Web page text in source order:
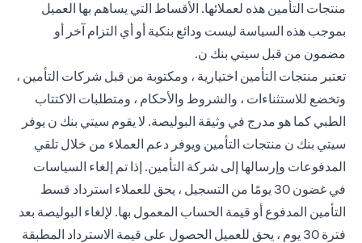
منتجات التأمين هذه لعملائها. الأقساط التي يساهم بها العميل
بموجب هذه السياسة ليست ودائع بنكية أو أي التزام آخر أو
مضمون من قبل سيتي بنك ن.
تعتبر منتجات التأمين اختيارية ، ومكتوبة من قبل شركات التأمين ،
وتخضع للاستثناءات ، والشروط والأحكام ، ومتطلبات الاكتتاب
الطبي كما هو مدرج في وثيقة البوليصة. لا يقوم سيتي بنك ن يوفر
سيتي بنك ن منتجات التأمين ويوفر دعم العملاء من خلال تلقي
المدفوعات وإرسالها إلى شركة التأمين. إذا تم إلغاء السياسات
في غضون 30 يومًا من التسجيل ، يحق للعملاء استرداد قسط
التأمين المدفوع أو قيمة الحساب المعمول بها. لإلغاء البوليصة بعد
فترة 30 يوم ، يحق للعميل الحصول على قيمة الاسترداد المطبقة